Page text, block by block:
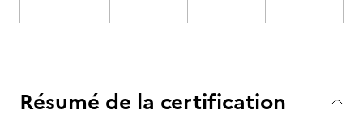
Résumé de la certification